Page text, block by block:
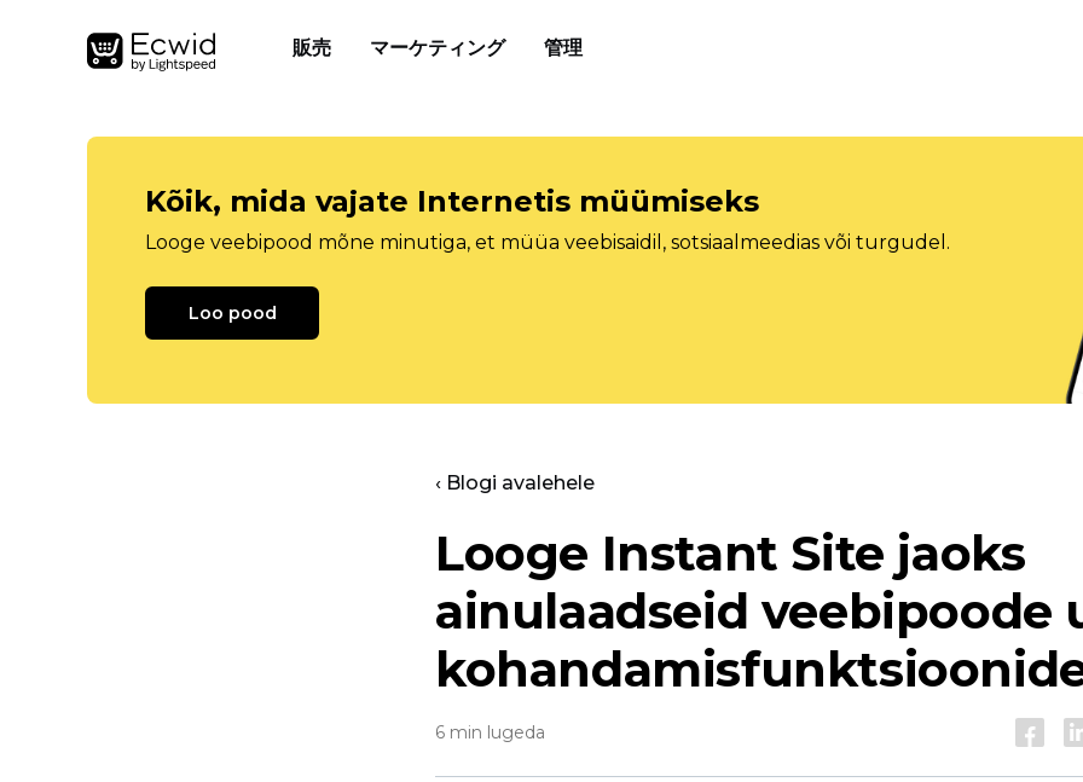
販売 マーケティング 管理
Kõik, mida vajate Internetis müümiseks
Looge veebipood mõne minutiga, et müüa veebisaidil, sotsiaalmeedias või turgudel.
Loo pood
‹ Blogi avalehele
Looge Instant Site jaoks
ainulaadseid veebipoode
6 min lugeda